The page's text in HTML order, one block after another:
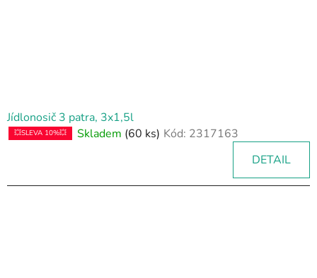
Jídlonosič 3 patra, 3x1,5l
💥SLEVA 10%💥 Skladem (60 ks) Kód: 2317163
DETAIL